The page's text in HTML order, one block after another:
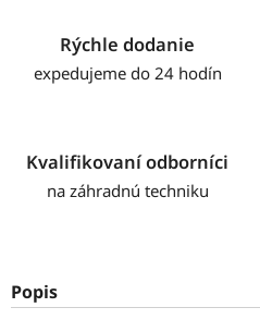
Rýchle dodanie
expedujeme do 24 hodín
Kvalifikovaní odborníci
na záhradnú techniku
Popis